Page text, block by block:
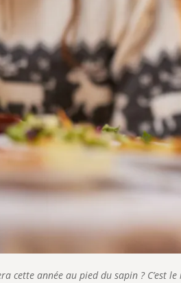
cette année au pied du sapin ? C’est